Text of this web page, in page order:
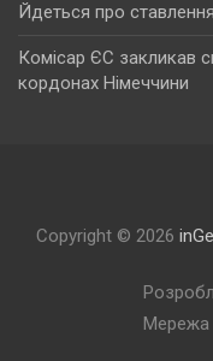
Йдеться про
Комісар ЄС закликав
кордонах Німеччини
Copyright © 2026
Мережа